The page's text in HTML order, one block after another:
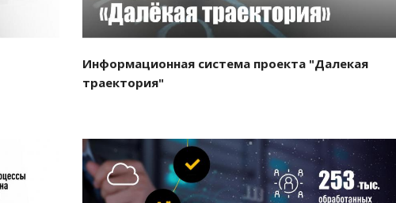
Информационная система проекта "Далекая
траектория"